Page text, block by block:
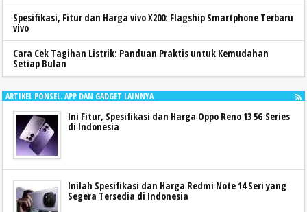
Spesifikasi, Fitur dan Harga vivo X200: Flagship Smartphone Terbaru
vivo
Cara Cek Tagihan Listrik: Panduan Praktis untuk Kemudahan
Setiap Bulan
ARTIKEL PONSEL. APP DAN GADGET LAINNYA
Ini Fitur, Spesifikasi dan Harga Oppo Reno 13 5G Series
di Indonesia
Inilah Spesifikasi dan Harga Redmi Note 14 Seri yang
Segera Tersedia di Indonesia